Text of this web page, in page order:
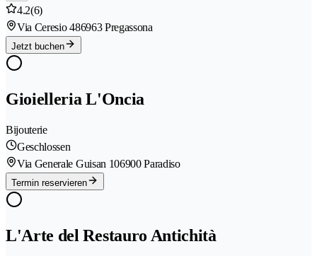
4.2(6)
Via Ceresio 486963 Pregassona
Jetzt buchen
Gioielleria L'Oncia
Bijouterie
Geschlossen
Via Generale Guisan 106900 Paradiso
Termin reservieren
L'Arte del Restauro Antichità